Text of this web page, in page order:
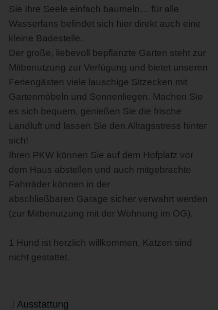
Sie Ihre Seele einfach baumeln… für alle
Wasserfans befindet sich hier direkt auch eine
kleine Badestelle.
Der große, liebevoll bepflanzte Garten steht zur
Mitbenutzung zur Verfügung und bietet unseren
Feriengästen viele lauschige Sitzecken mit
Gartenmöbeln und Sonnenliegen. Machen Sie
es sich bequem, genießen Sie die frische
Landluft und lassen Sie den Alltagsstress hinter
sich!
Ihren PKW können Sie auf dem Hofplatz vor
dem Haus abstellen und auch mitgebrachte
Fahrräder können in der
abschließbaren Garage sicher verwahrt werden
(zur Mitbenutzung mit der Wohnung im OG).
1 Hund ist herzlich willkommen, Katzen sind
nicht gestattet.
Ausstattung